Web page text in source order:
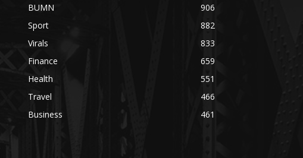
BUMN
906
Sport
882
Virals
833
Finance
659
Health
551
Travel
466
Business
461